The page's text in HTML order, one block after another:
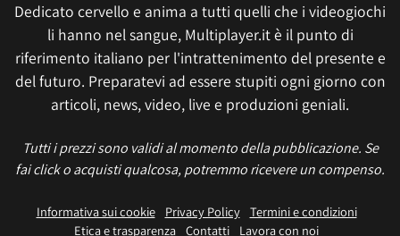
Dedicato cervello e anima a tutti quelli che i videogiochi
li hanno nel sangue, Multiplayer.it è il punto di
riferimento italiano per l'intrattenimento del presente e
del futuro. Preparatevi ad essere stupiti ogni giorno con
articoli, news, video, live e produzioni geniali.
Tutti i prezzi sono validi al momento della pubblicazione. Se
fai click o acquisti qualcosa, potremmo ricevere un compenso.
Informativa sui cookie Privacy Policy
Termini e condizioni
Etica e trasparenza Contatti
Lavora con noi